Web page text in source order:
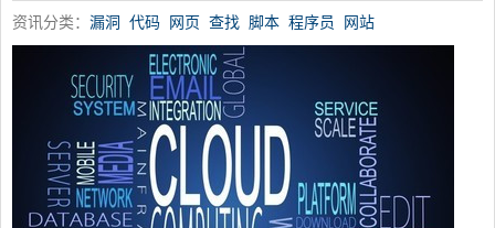
资讯分类： 漏洞 代码 网页 查找 脚本 程序员 网站